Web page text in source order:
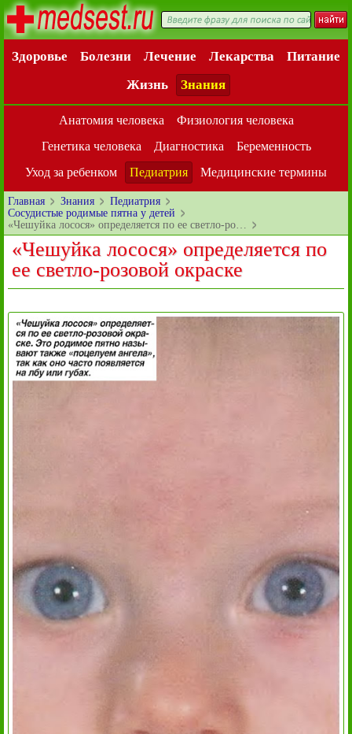
Здоровье Болезни Лечение Лекарства
Питание
Жизнь
Знания
Анатомия человека
Физиология человека
Генетика человека
Диагностика
Беременность
Уход за ребенком
Педиатрия Медицинские термины
Главная Знания
Педиатрия
Сосудистые родимые пятна у детей
«Чешуйка лосося» определяется по ее светло-ро…
«Чешуйка лосося» определяется по
ее светло-розовой окраске